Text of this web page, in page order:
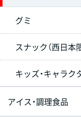
グミ
スナック（西日本
キッズ・キャラク
アイス・調理食品